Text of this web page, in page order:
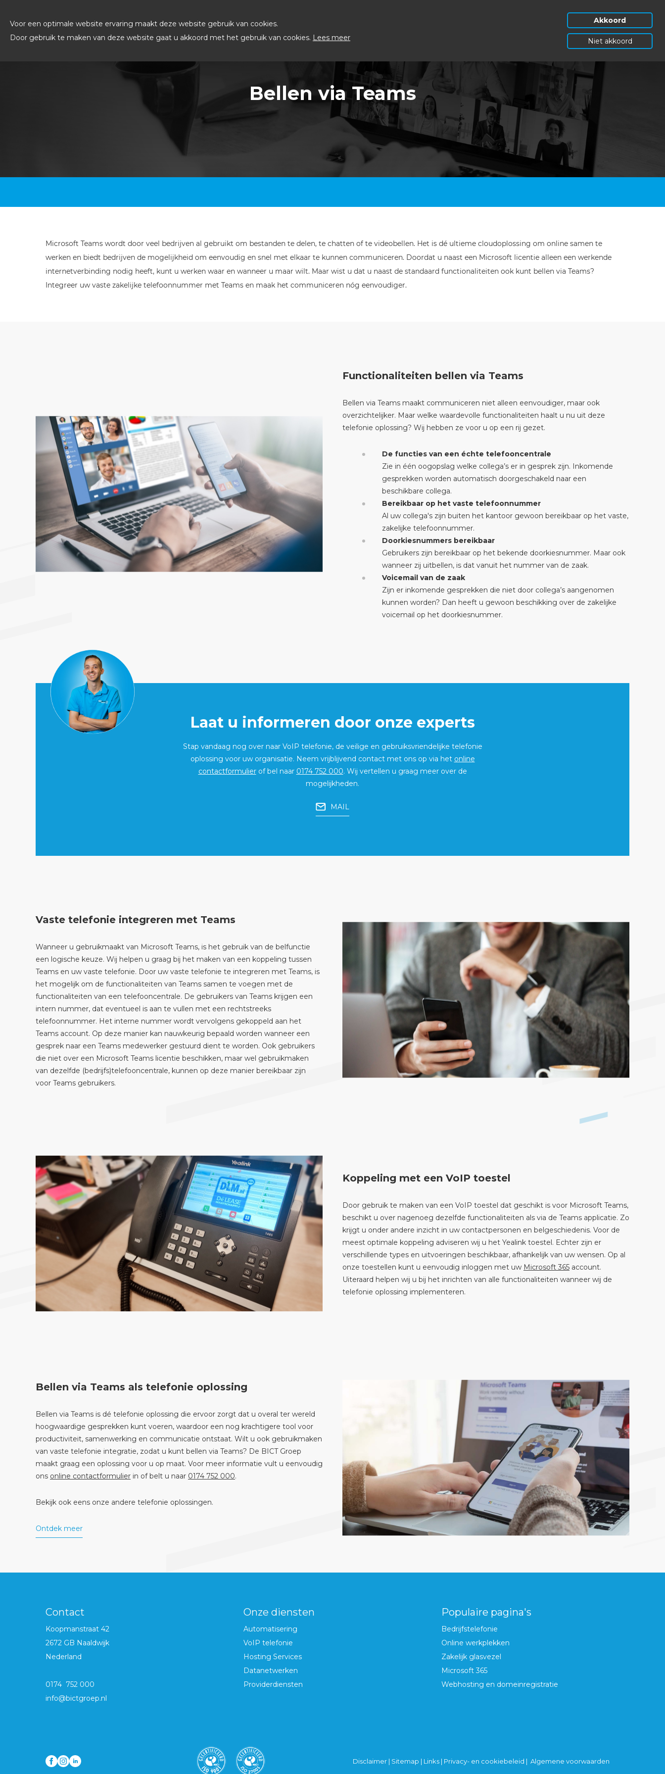
Voor een optimale website ervaring maakt deze website gebruik van cookies.
Door gebruik te maken van deze website gaat u akkoord met het gebruik van cookies. Lees meer
Akkoord
Niet akkoord
Bellen via Teams
Microsoft Teams wordt door veel bedrijven al gebruikt om bestanden te delen, te chatten of te videobellen. Het is dé ultieme cloudoplossing om online samen te
werken en biedt bedrijven de mogelijkheid om eenvoudig en snel met elkaar te kunnen communiceren. Doordat u naast een Microsoft licentie alleen een werkende
internetverbinding nodig heeft, kunt u werken waar en wanneer u maar wilt. Maar wist u dat u naast de standaard functionaliteiten ook kunt bellen via Teams?
Integreer uw vaste zakelijke telefoonnummer met Teams en maak het communiceren nóg eenvoudiger.
Functionaliteiten bellen via Teams
Bellen via Teams maakt communiceren niet alleen eenvoudiger, maar ook
overzichtelijker. Maar welke waardevolle functionaliteiten haalt u nu uit deze
telefonie oplossing? Wij hebben ze voor u op een rij gezet.
De functies van een échte telefooncentrale
Zie in één oogopslag welke collega’s er in gesprek zijn. Inkomende
gesprekken worden automatisch doorgeschakeld naar een
beschikbare collega.
Bereikbaar op het vaste telefoonnummer
Al uw collega's zijn buiten het kantoor gewoon bereikbaar op het vaste,
zakelijke telefoonnummer.
Doorkiesnummers bereikbaar
Gebruikers zijn bereikbaar op het bekende doorkiesnummer. Maar ook
wanneer zij uitbellen, is dat vanuit het nummer van de zaak.
Voicemail van de zaak
Zijn er inkomende gesprekken die niet door collega’s aangenomen
kunnen worden? Dan heeft u gewoon beschikking over de zakelijke
voicemail op het doorkiesnummer.
Laat u informeren door onze experts
Stap vandaag nog over naar VoIP telefonie, de veilige en gebruiksvriendelijke telefonie
oplossing voor uw organisatie. Neem vrijblijvend contact met ons op via het online
contactformulierof bel naar 0174 752 000. Wij vertellen u graag meer over de
mogelijkheden.
MAIL
Vaste telefonie integreren met Teams
Wanneer u gebruikmaakt van Microsoft Teams, is het gebruik van de belfunctie
een logische keuze. Wij helpen u graag bij het maken van een koppeling tussen
Teams en uw vaste telefonie. Door uw vaste telefonie te integreren met Teams, is
het mogelijk om de functionaliteiten van Teams samen te voegen met de
functionaliteiten van een telefooncentrale. De gebruikers van Teams krijgen een
intern nummer, dat eventueel is aan te vullen met een rechtstreeks
telefoonnummer. Het interne nummer wordt vervolgens gekoppeld aan het
Teams account. Op deze manier kan nauwkeurig bepaald worden wanneer een
gesprek naar een Teams medewerker gestuurd dient te worden. Ook gebruikers
die niet over een Microsoft Teams licentie beschikken, maar wel gebruikmaken
van dezelfde (bedrijfs)telefooncentrale, kunnen op deze manier bereikbaar zijn
voor Teams gebruikers.
Koppeling met een VoIP toestel
Door gebruik te maken van een VoIP toestel dat geschikt is voor Microsoft Teams,
beschikt u over nagenoeg dezelfde functionaliteiten als via de Teams applicatie. Zo
krijgt u onder andere inzicht in uw contactpersonen en belgeschiedenis. Voor de
meest optimale koppeling adviseren wij u het Yealink toestel. Echter zijn er
verschillende types en uitvoeringen beschikbaar, afhankelijk van uw wensen. Op al
onze toestellen kunt u eenvoudig inloggen met uw Microsoft 365 account.
Uiteraard helpen wij u bij het inrichten van alle functionaliteiten wanneer wij de
telefonie oplossing implementeren.
Bellen via Teams als telefonie oplossing
Bellen via Teams is dé telefonie oplossing die ervoor zorgt dat u overal ter wereld
hoogwaardige gesprekken kunt voeren, waardoor een nog krachtigere tool voor
productiviteit, samenwerking en communicatie ontstaat. Wilt u ook gebruikmaken
van vaste telefonie integratie, zodat u kunt bellen via Teams? De BICT Groep
maakt graag een oplossing voor u op maat. Voor meer informatie vult u eenvoudig
ons online contactformulier in of belt u naar 0174 752 000.
Bekijk ook eens onze andere telefonie oplossingen.
Ontdek meer
Contact
Koopmanstraat 42
2672 GB Naaldwijk
Nederland
0174 752 000
info@bictgroep.nl
Onze diensten
Automatisering
VoIP telefonie
Hosting Services
Datanetwerken
Providerdiensten
Populaire pagina's
Bedrijfstelefonie
Online werkplekken
Zakelijk glasvezel
Microsoft 365
Webhosting en domeinregistratie
Disclaimer | Sitemap | Links | Privacy- en cookiebeleid | Algemene voorwaarden